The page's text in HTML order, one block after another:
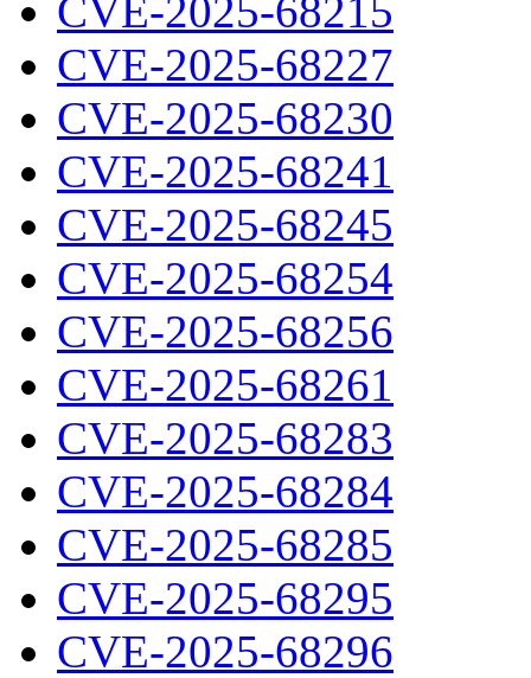
CVE-2025-68215
CVE-2025-68227
CVE-2025-68230
CVE-2025-68241
CVE-2025-68245
CVE-2025-68254
CVE-2025-68256
CVE-2025-68261
CVE-2025-68283
CVE-2025-68284
CVE-2025-68285
CVE-2025-68295
CVE-2025-68296